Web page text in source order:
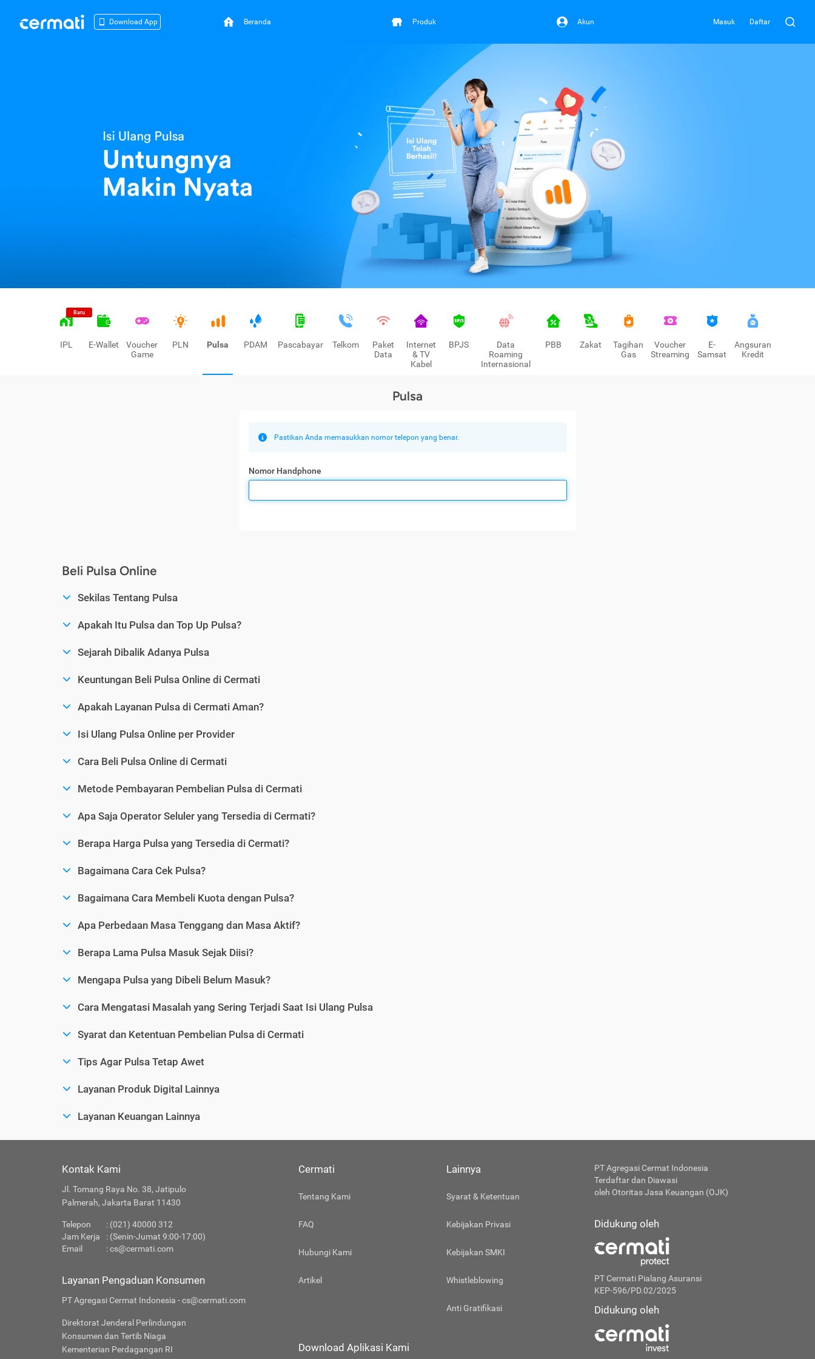
Download App Beranda Produk Akun Masuk Daftar
Baru
IPL E-Wallet
Voucher
Game
PLN Pulsa PDAM Pascabayar Telkom
Paket
Data
Internet
& TV
Kabel
BPJS
Data
Roaming
Internasional
PBB Zakat
Tagihan
Gas
Voucher
Streaming
E-
Samsat
Angsuran
Kredit
Pulsa
Pastikan Anda memasukkan nomor telepon yang benar.
Nomor Handphone
Beli Pulsa Online
Sekilas Tentang Pulsa
Apakah Itu Pulsa dan Top Up Pulsa?
Sejarah Dibalik Adanya Pulsa
Keuntungan Beli Pulsa Online di Cermati
Apakah Layanan Pulsa di Cermati Aman?
Isi Ulang Pulsa Online per Provider
Cara Beli Pulsa Online di Cermati
Metode Pembayaran Pembelian Pulsa di Cermati
Apa Saja Operator Seluler yang Tersedia di Cermati?
Berapa Harga Pulsa yang Tersedia di Cermati?
Bagaimana Cara Cek Pulsa?
Bagaimana Cara Membeli Kuota dengan Pulsa?
Apa Perbedaan Masa Tenggang dan Masa Aktif?
Berapa Lama Pulsa Masuk Sejak Diisi?
Mengapa Pulsa yang Dibeli Belum Masuk?
Cara Mengatasi Masalah yang Sering Terjadi Saat Isi Ulang Pulsa
Syarat dan Ketentuan Pembelian Pulsa di Cermati
Tips Agar Pulsa Tetap Awet
Layanan Produk Digital Lainnya
Layanan Keuangan Lainnya
Kontak Kami
Jl. Tomang Raya No. 38, Jatipulo
Palmerah, Jakarta Barat 11430
Telepon
: (021) 40000 312
Jam Kerja
: (Senin-Jumat 9:00-17:00)
Email
:cs@cermati.com
Layanan Pengaduan Konsumen
PT Agregasi Cermat Indonesia - cs@cermati.com
Direktorat Jenderal Perlindungan
Konsumen dan Tertib Niaga
Kementerian Perdagangan RI
Cermati
Tentang Kami
FAQ
Hubungi Kami
Artikel
Lainnya
Syarat & Ketentuan
Kebijakan Privasi
Kebijakan SMKI
Whistleblowing
Anti Gratifikasi
Download Aplikasi Kami
PT Agregasi Cermat Indonesia
Terdaftar dan Diawasi
oleh Otoritas Jasa Keuangan (OJK)
Didukung oleh
PT Cermati Pialang Asuransi
KEP-596/PD.02/2025
Didukung oleh